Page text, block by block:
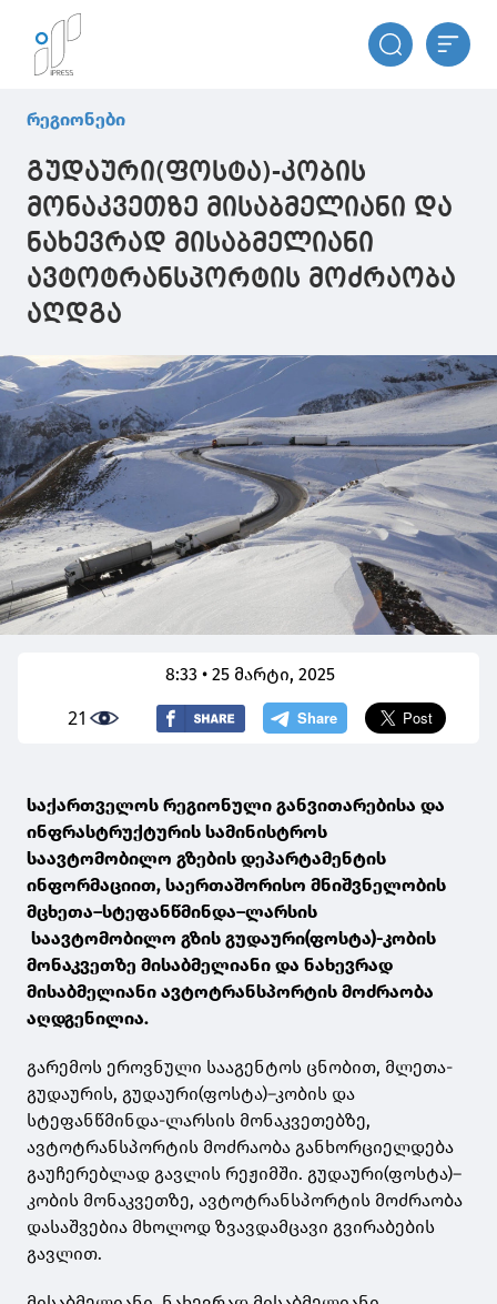
რეგიონები
გუდაური(ფოსტა)-კობის
მონაკვეთზე მისაბმელიანი და
ნახევრად მისაბმელიანი
ავტოტრანსპორტის მოძრაობა
აღდგა
8:33 • 25 მარტი, 2025
21
საქართველოს რეგიონული განვითარებისა და
ინფრასტრუქტურის სამინისტროს
საავტომობილო გზების დეპარტამენტის
ინფორმაციით, საერთაშორისო მნიშვნელობის
მცხეთა–სტეფანწმინდა–ლარსის
საავტომობილო გზის გუდაური(ფოსტა)-კობის
მონაკვეთზე მისაბმელიანი და ნახევრად
მისაბმელიანი ავტოტრანსპორტის მოძრაობა
აღდგენილია.
გარემოს ეროვნული სააგენტოს ცნობით, მლეთა-
გუდაურის, გუდაური(ფოსტა)–კობის და
სტეფანწმინდა-ლარსის მონაკვეთებზე,
ავტოტრანსპორტის მოძრაობა განხორციელდება
გაუჩერებლად გავლის რეჟიმში. გუდაური(ფოსტა)–
კობის მონაკვეთზე, ავტოტრანსპორტის მოძრაობა
დასაშვებია მხოლოდ ზვავდამცავი გვირაბების
გავლით.